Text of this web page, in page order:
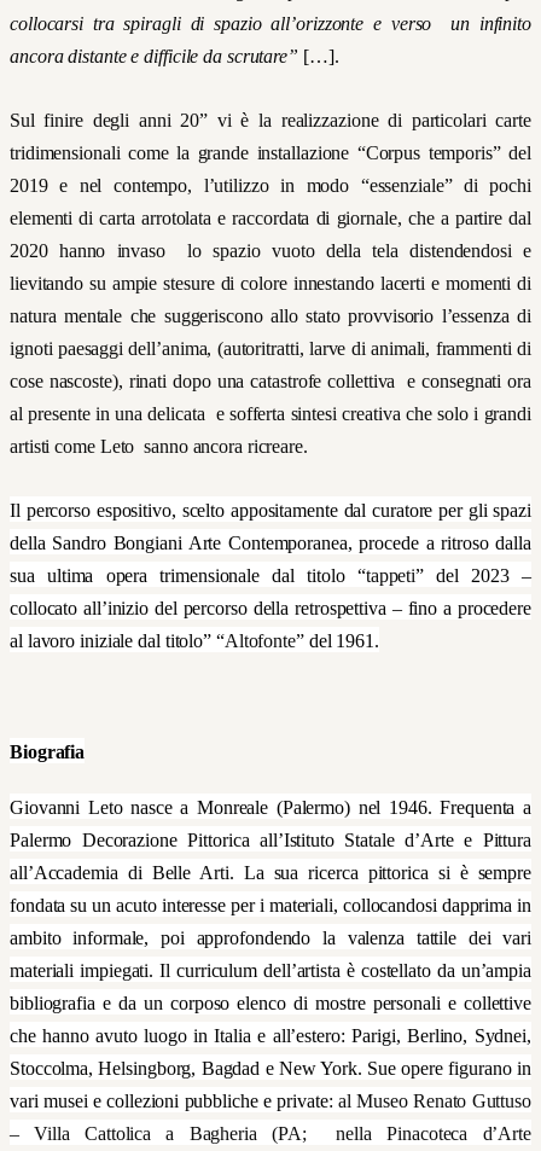
collocarsi tra spiragli di spazio all’orizzonte e verso un infinito
ancora distante e difficile da scrutare” […].
Sul finire degli anni 20” vi èla realizzazione di particolari carte
tridimensionalicome la grande installazione “Corpus temporis” del
2019 e nel contempo, l’utilizzo in modo “essenziale” di pochi
elementi di carta arrotolata e raccordata di giornale, che a partire dal
2020 hanno invaso lo spazio vuoto della tela distendendosi e
lievitando su ampie stesure di colore innestando lacerti e momenti di
natura mentale che suggeriscono allo stato provvisorio l’essenza di
ignoti paesaggi dell’anima, (autoritratti, larve di animali, frammenti di
cose nascoste), rinati dopo una catastrofe collettiva e consegnati ora
al presente in una delicata e sofferta sintesi creativa che solo i grandi
artisti come Leto sanno ancora ricreare.
Il percorso espositivo, scelto appositamente dal curatore per gli spazi
della Sandro Bongiani Arte Contemporanea, procede a ritroso dalla
sua ultima opera trimensionale dal titolo “tappeti” del 2023 –
collocato all’inizio del percorso della retrospettiva – fino a procedere
al lavoro iniziale dal titolo” “Altofonte”del 1961.
Biografia
Giovanni Leto nasce a Monreale (Palermo) nel 1946. Frequenta a
Palermo Decorazione Pittorica all’Istituto Statale d’Arte e Pittura
all’Accademia di Belle Arti. La sua ricerca pittorica si è sempre
fondata su un acuto interesse per i materiali, collocandosi dapprima in
ambito informale, poi approfondendo la valenza tattile dei vari
materiali impiegati. Il curriculum dell’artista è costellato da un’ampia
bibliografia e da un corposo elenco di mostre personali e collettive
che hanno avuto luogo in Italia e all’estero: Parigi, Berlino, Sydnei,
Stoccolma, Helsingborg, Bagdad e New York. Sue opere figurano in
vari musei e collezioni pubbliche e private: al Museo Renato Guttuso
– Villa Cattolica a Bagheria (PA; nella Pinacoteca d’Arte